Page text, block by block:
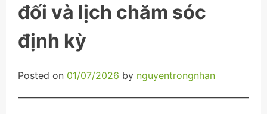
đối và lịch chăm sóc
định kỳ
Posted on 01/07/2026 by nguyentrongnhan